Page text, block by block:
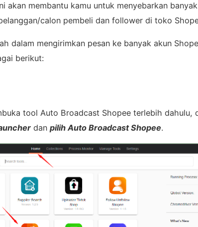
akan membantu kamu untuk menyebarkan
calon pembeli dan follower di toko
dalam mengirimkan pesan ke banyak akun
berikut:
tool Auto Broadcast Shopee terlebih dahulu,
dan pilih Auto Broadcast Shopee.